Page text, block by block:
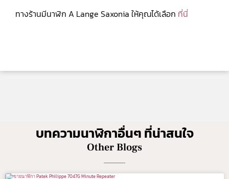
ทางร้านมีนาฬิก A Lange Saxonia ให้คุณได้เลือก ที่นี่
บทความนาฬิกาอื่นๆ ที่น่าสนใจ
Other Blogs